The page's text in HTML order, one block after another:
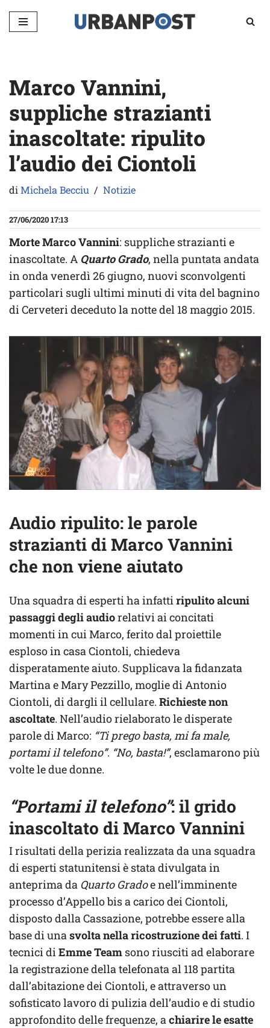
Vai
Marco Vannini,
suppliche strazianti
inascoltate: ripulito
l’audio dei Ciontoli
diMichela Becciu Notizie
27/06/2020 17:13
Morte Marco Vannini: suppliche strazianti e
inascoltate. A Quarto Grado, nella puntata andata
in onda venerdì 26 giugno, nuovi sconvolgenti
particolari sugli ultimi minuti di vita del bagnino
di Cerveteri deceduto la notte del 18 maggio 2015.
Audio ripulito: le parole
strazianti di Marco Vannini
che non viene aiutato
Una squadra di esperti ha infatti ripulito alcuni
passaggi degli audiorelativi ai concitati
momenti in cui Marco, ferito dal proiettile
esploso in casa Ciontoli, chiedeva
disperatamente aiuto. Supplicava la fidanzata
Martina e Mary Pezzillo, moglie di Antonio
Ciontoli, di dargli il cellulare. Richieste non
ascoltate. Nell’audio rielaborato le disperate
parole di Marco: “Ti prego basta, mi fa male,
portami il telefono”. “No, basta!”, esclamarono più
volte le due donne.
“Portami il telefono”: il grido
inascoltato di Marco Vannini
I risultati della perizia realizzata da una squadra
di esperti statunitensi è stata divulgata in
anteprima da Quarto Gradoe nell’imminente
processo d’Appello bis a carico dei Ciontoli,
disposto dalla Cassazione, potrebbe essere alla
base di una svolta nella ricostruzione dei fatti. I
tecnici di Emme Team sono riusciti ad elaborare
la registrazione della telefonata al 118 partita
dall’abitazione dei Ciontoli, e attraverso un
sofisticato lavoro di pulizia dell’audio e di studio
approfondito delle frequenze, a chiarire le esatte